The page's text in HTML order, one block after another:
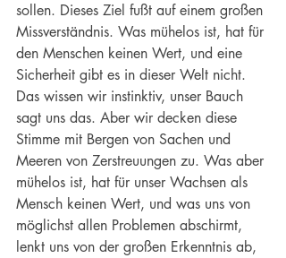
sollen. Dieses Ziel fußt auf einem großen
Missverständnis. Was mühelos ist, hat für
den Menschen keinen Wert, und eine
Sicherheit gibt es in dieser Welt nicht.
Das wissen wir instinktiv, unser Bauch
sagt uns das. Aber wir decken diese
Stimme mit Bergen von Sachen und
Meeren von Zerstreuungen zu. Was aber
mühelos ist, hat für unser Wachsen als
Mensch keinen Wert, und was uns von
möglichst allen Problemen abschirmt,
lenkt uns von der großen Erkenntnis ab,